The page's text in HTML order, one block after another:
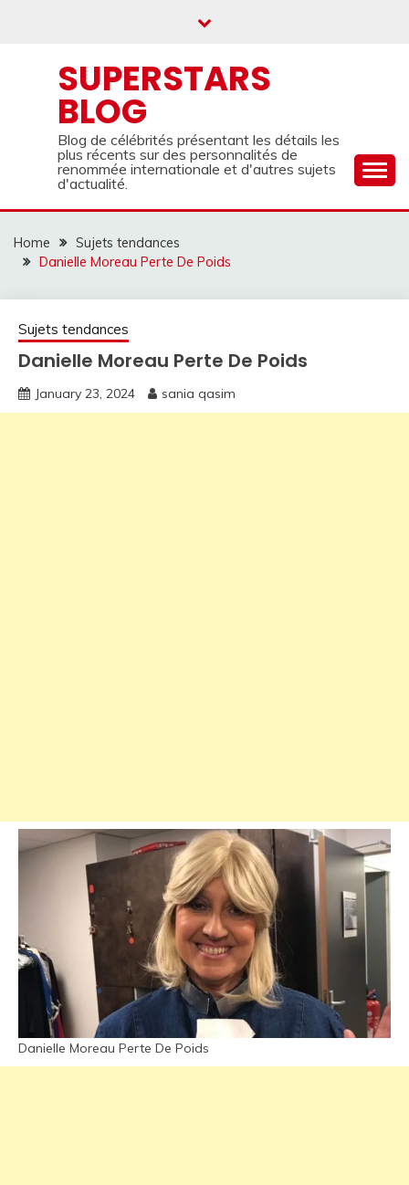
SUPERSTARS
BLOG
Blog de célébrités présentant les détails les
plus récents sur des personnalités de
renommée internationale et d'autres sujets
d'actualité.
Home
Sujets tendances
Danielle Moreau Perte De Poids
Sujets tendances
Danielle Moreau Perte De Poids
January 23, 2024 sania qasim
Danielle Moreau Perte De Poids